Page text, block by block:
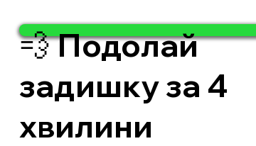
💨 Подолай
задишку за 4
хвилини